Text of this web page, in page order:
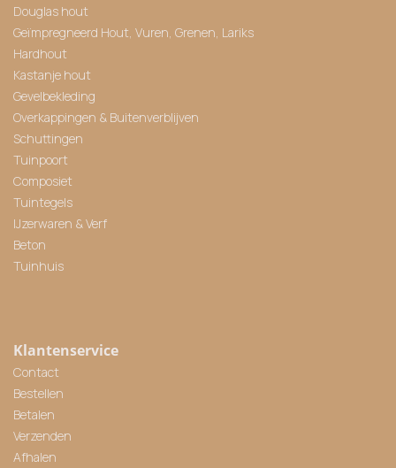
Douglas hout
Geïmpregneerd Hout, Vuren, Grenen, Lariks
Hardhout
Kastanje hout
Gevelbekleding
Overkappingen & Buitenverblijven
Schuttingen
Tuinpoort
Composiet
Tuintegels
IJzerwaren & Verf
Beton
Tuinhuis
Klantenservice
Contact
Bestellen
Betalen
Verzenden
Afhalen